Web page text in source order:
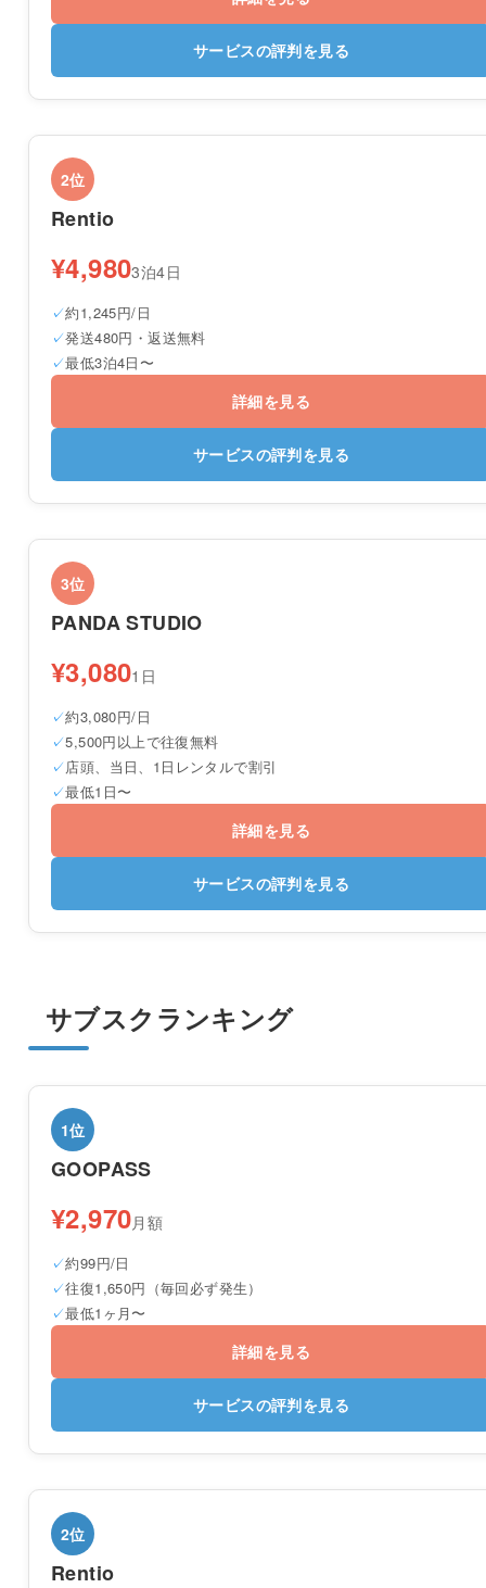
サービスの評判を見る
2位
Rentio
¥4,9803泊4日
約1,245円/日
発送480円・返送無料
最低3泊4日〜
詳細を見る
サービスの評判を見る
3位
PANDA STUDIO
¥3,0801日
約3,080円/日
5,500円以上で往復無料
店頭、当日、1日レンタルで割引
最低1日〜
詳細を見る
サービスの評判を見る
サブスクランキング
1位
GOOPASS
¥2,970月額
約99円/日
往復1,650円（毎回必ず発生）
最低1ヶ月〜
詳細を見る
サービスの評判を見る
2位
Rentio